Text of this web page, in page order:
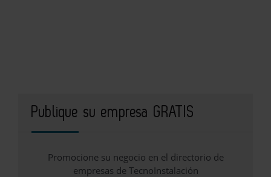
Publique su empresa GRATIS
Promocione su negocio en el directorio de
empresas de TecnoInstalación